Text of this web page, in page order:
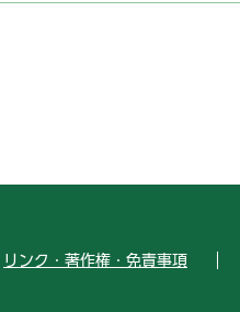
リンク・著作権・免責事項